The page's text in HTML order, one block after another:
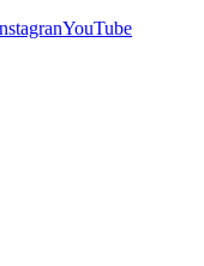
YouTube